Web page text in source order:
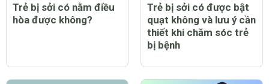
Trẻ bị sởi có nằm điều
hòa được không?
Trẻ bị sởi có được bật
quạt không và lưu ý cần
thiết khi chăm sóc trẻ
bị bệnh